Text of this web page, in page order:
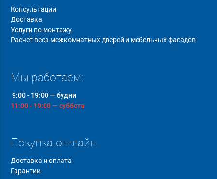
Консультации
Доставка
Услуги по монтажу
Расчет веса межкомнатных дверей и мебельных фасадов
Мы работаем:
9:00 - 19:00 — будни
11:00 - 19:00 — суббота
Покупка он-лайн
Доставка и оплата
Гарантии